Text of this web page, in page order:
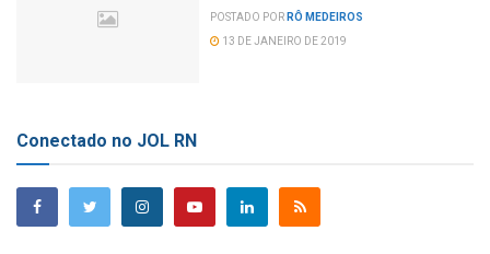
POSTADO POR RÔ MEDEIROS
13 DE JANEIRO DE 2019
Conectado no JOL RN